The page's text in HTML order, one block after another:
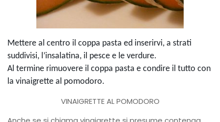
Mettere al centro il coppa pasta ed inserirvi, a strati
suddivisi, l’insalatina, il pesce e le verdure.
Al termine rimuovere il coppa pasta e condire il tutto con
la vinaigrette al pomodoro.
VINAIGRETTE AL POMODORO